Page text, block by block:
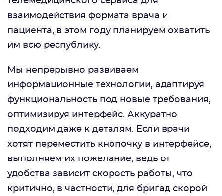
взаимодействия формата врача и
пациента, в этом году планируем охватить
им всю республику.
Мы непрерывно развиваем
информационные технологии, адаптируя
функциональность под новые требования,
оптимизируя интерфейс. Аккуратно
подходим даже к деталям. Если врачи
хотят переместить кнопочку в интерфейсе,
выполняем их пожелание, ведь от
удобства зависит скорость работы, что
критично, в частности, для бригад скорой